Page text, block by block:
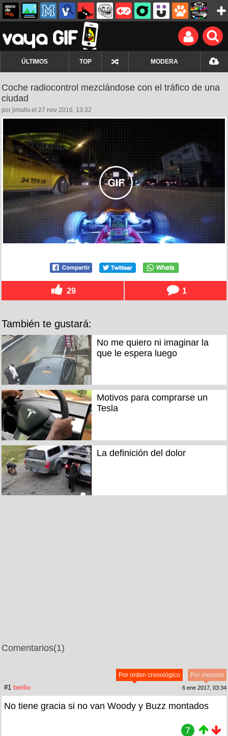
ÚLTIMOS TOP MODERA
Coche radiocontrol mezclándose con el tráfico de una
ciudad
por jimulls el 27 nov 2016, 13:32
29 1
También te gustará:
No me quiero ni imaginar la
que le espera luego
Motivos para comprarse un
Tesla
La definición del dolor
Comentarios(1)
Por mejores
Por orden cronológico
#1 berilio 6 ene 2017, 03:34
No tiene gracia si no van Woody y Buzz montados
7